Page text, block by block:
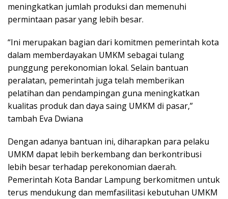
meningkatkan jumlah produksi dan memenuhi
permintaan pasar yang lebih besar.
“Ini merupakan bagian dari komitmen pemerintah kota
dalam memberdayakan UMKM sebagai tulang
punggung perekonomian lokal. Selain bantuan
peralatan, pemerintah juga telah memberikan
pelatihan dan pendampingan guna meningkatkan
kualitas produk dan daya saing UMKM di pasar,”
tambah Eva Dwiana
Dengan adanya bantuan ini, diharapkan para pelaku
UMKM dapat lebih berkembang dan berkontribusi
lebih besar terhadap perekonomian daerah.
Pemerintah Kota Bandar Lampung berkomitmen untuk
terus mendukung dan memfasilitasi kebutuhan UMKM